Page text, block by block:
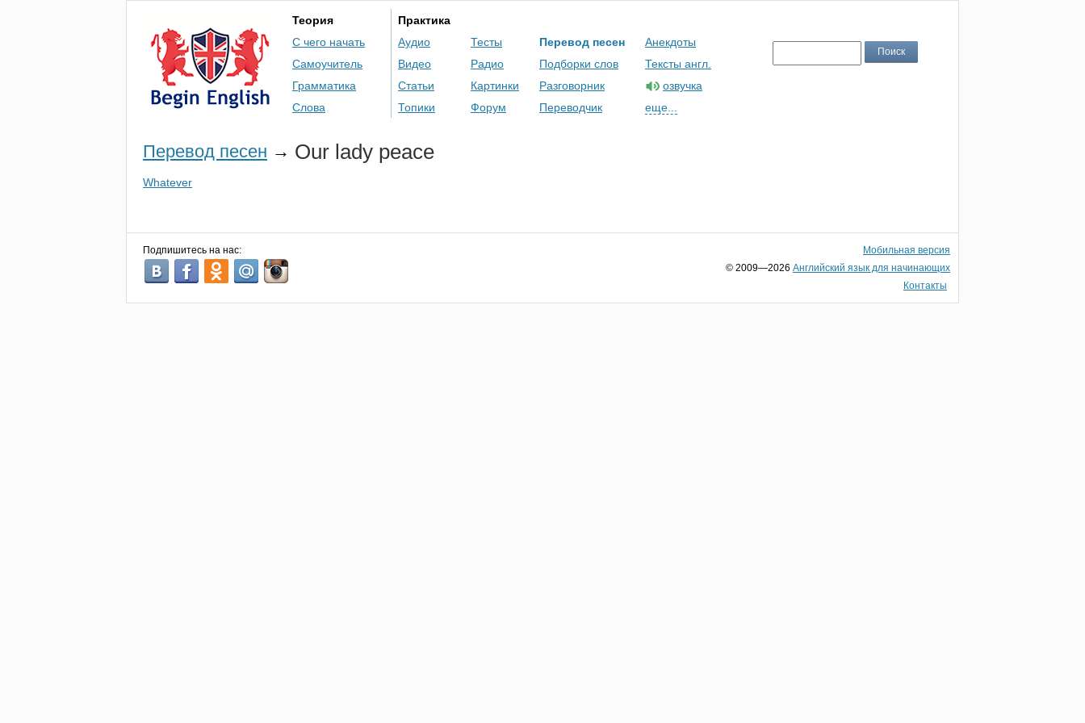
Теория
С чего начать
Самоучитель
Грамматика
Слова
Практика
Аудио
Видео
Статьи
Топики
Тесты
Радио
Картинки
Форум
Перевод песен
Подборки слов
Разговорник
Переводчик
Анекдоты
Тексты англ.
озвучка
еще...
Перевод песен → Our lady peace
Whatever
Подпишитесь на нас:
Мобильная версия
© 2009—2026 Английский язык для начинающих
Контакты